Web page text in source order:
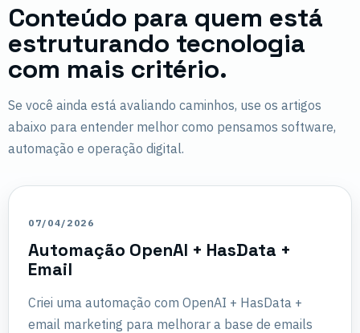
Conteúdo para quem está
estruturando tecnologia
com mais critério.
Se você ainda está avaliando caminhos, use os artigos
abaixo para entender melhor como pensamos software,
automação e operação digital.
07/04/2026
Automação OpenAI + HasData +
Email
Criei uma automação com OpenAI + HasData +
email marketing para melhorar a base de emails